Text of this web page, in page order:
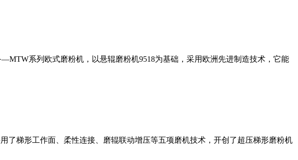
系列欧式磨粉机，以悬辊磨粉机9518为基础，采用欧洲先进制造技术，它能
了梯形工作面、柔性连接、磨辊联动增压等五项磨机技术，开创了超压梯形磨粉机